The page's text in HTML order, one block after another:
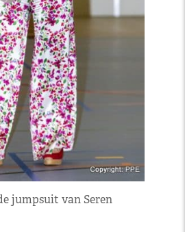
jumpsuit van Seren